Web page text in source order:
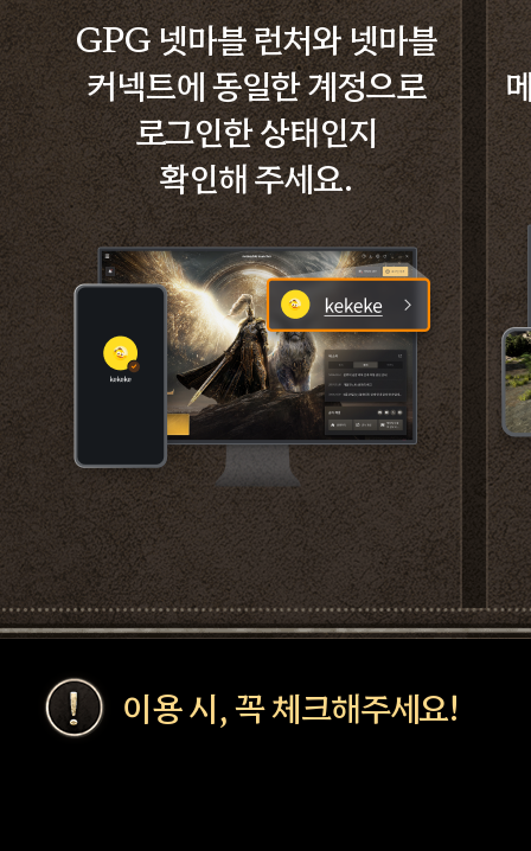
GPG 넷마블 런처와 넷마블
커넥트에 동일한 계정으로
로그인한 상태인지
확인해 주세요.
이용 시, 꼭 체크해주세요!